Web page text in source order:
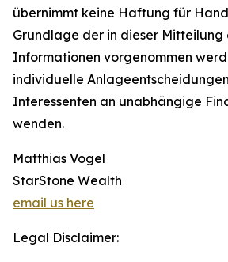
übernimmt keine Haftung für
Grundlage der in dieser Mitteilung
Informationen vorgenommen
individuelle
Interessenten an unabhängige
wenden.
Matthias Vogel
StarStone Wealth
email us here
Legal Disclaimer: